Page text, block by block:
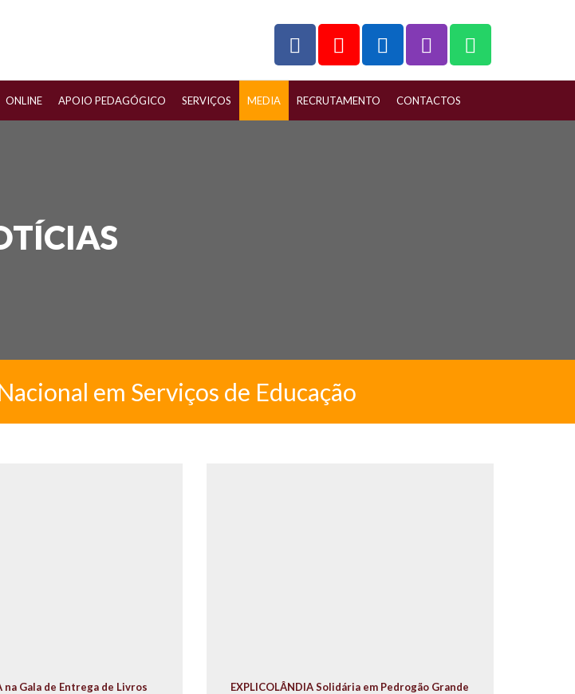
ONLINE APOIO PEDAGÓGICO SERVIÇOS MEDIA RECRUTAMENTO CONTACTOS
em Serviços de Educação
na Gala de Entrega de Livros
EXPLICOLÂNDIA Solidária em Pedrogão Grande